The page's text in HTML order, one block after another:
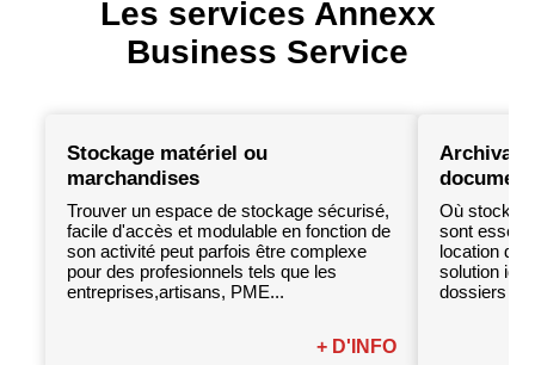
Les services Annexx
Business Service
Stockage matériel ou
marchandises
Trouver un espace de stockage sécurisé,
facile d'accès et modulable en fonction de
son activité peut parfois être complexe
pour des profesionnels tels que les
entreprises,artisans, PME...
+ D'INFO
Où stocker
sont
location
solution
dossiers à